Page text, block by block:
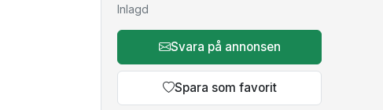
Inlagd
Svara på annonsen
Spara som favorit